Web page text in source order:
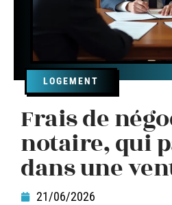
LOGEMENT
Frais de
notaire, qui
dans une
21/06/2026